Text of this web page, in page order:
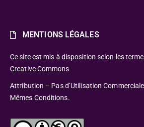
MENTIONS LÉGALES
Ce site est mis à disposition selon les
Creative Commons
Attribution – Pas d’Utilisation
Mêmes Conditions.